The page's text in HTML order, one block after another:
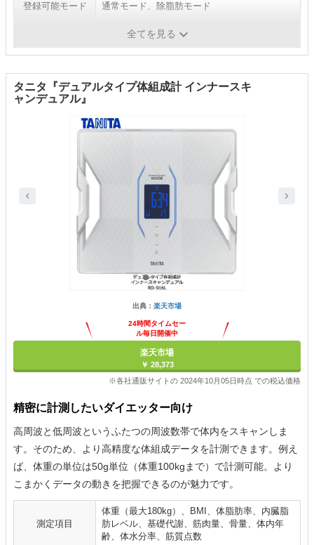
登録可能モード 通常モード、除脂肪モード
Bluetooth通信、Wi-Fi通信
全てを見る
タニタ『デュアルタイプ体組成計 インナースキ
ャンデュアル』
出典： 楽天市場
24時間タイムセー
ル毎日開催中
楽天市場
￥ 28,373
※各社通販サイトの 2024年10月05日時点 での税込価格
精密に計測したいダイエッター向け
高周波と低周波というふたつの周波数帯で体内をスキャンしま
す。そのため、より高精度な体組成データを計測できます。例え
ば、体重の単位は50g単位（体重100kgまで）で計測可能。より
こまかくデータの動きを把握できるのが魅力です。
測定項目
体重（最大180kg）、BMI、体脂肪率、内臓脂
肪レベル、基礎代謝、筋肉量、骨量、体内年
齢、体水分率、筋質点数